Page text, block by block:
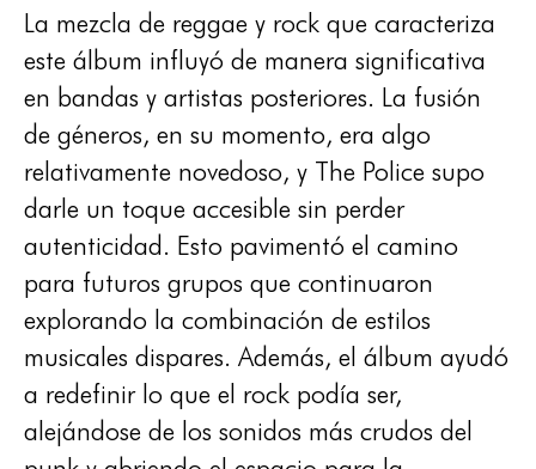
La mezcla de reggae y rock que caracteriza
este álbum influyó de manera significativa
en bandas y artistas posteriores. La fusión
de géneros, en su momento, era algo
relativamente novedoso, y The Police supo
darle un toque accesible sin perder
autenticidad. Esto pavimentó el camino
para futuros grupos que continuaron
explorando la combinación de estilos
musicales dispares. Además, el álbum ayudó
a redefinir lo que el rock podía ser,
alejándose de los sonidos más crudos del